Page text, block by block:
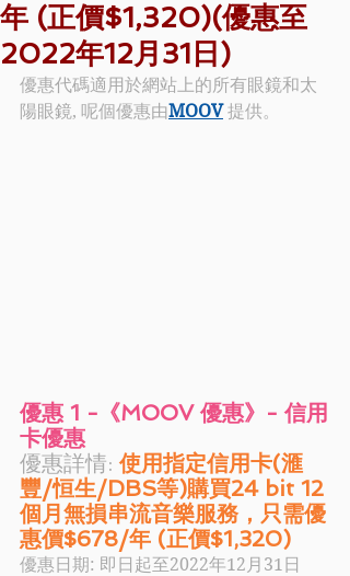
年 (正價$1,320)(優惠至
2022年12月31日)
優惠代碼適用於網站上的所有眼鏡和太
陽眼鏡, 呢個優惠由MOOV 提供。
優惠 1 -《MOOV 優惠》- 信用
卡優惠
優惠詳情: 使用指定信用卡(滙
豐/恒生/DBS等)購買24 bit 12
個月無損串流音樂服務，只需優
惠價$678/年 (正價$1,320)
優惠日期: 即日起至2022年12月31日